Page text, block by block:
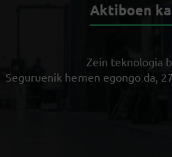
Aktiboen
Zein teknologia
Seguruenik hemen egongo da,